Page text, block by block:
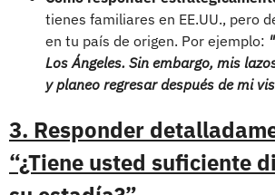
tienes familiares en EE.UU., pero
en tu país de origen. Por ejemplo:
Los Ángeles. Sin embargo, mis
y planeo regresar después de mi
3. Responder
“¿Tiene usted suficiente